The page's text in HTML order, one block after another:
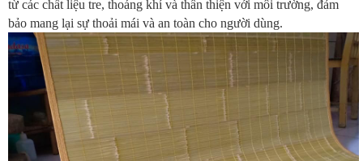
từ các chất liệu tre, thoáng khí và thân thiện với môi trường, đảm
bảo mang lại sự thoải mái và an toàn cho người dùng.